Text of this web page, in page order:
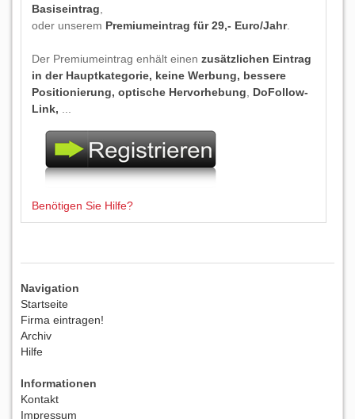
Basiseintrag
oder unserem Premiumeintrag für 29,- Euro/Jahr.
Der Premiumeintrag enhält einen zusätzlichen Eintrag
in der Hauptkategorie, keine Werbung, bessere
Positionierung, optische Hervorhebung
DoFollow-
Link,
Benötigen Sie Hilfe?
Navigation
Startseite
Firma eintragen!
Archiv
Hilfe
Informationen
Kontakt
Impressum